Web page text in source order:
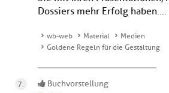
Dossiers mehr Erfolg haben....
wb-web Material
Medien
Goldene Regeln für die Gestaltung
Buchvorstellung